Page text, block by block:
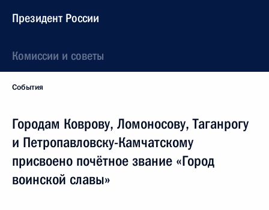
Президент России
Комиссии и советы
События
Городам Коврову, Ломоносову, Таганрогу
и Петропавловску-Камчатскому
присвоено почётное звание «Город
воинской славы»